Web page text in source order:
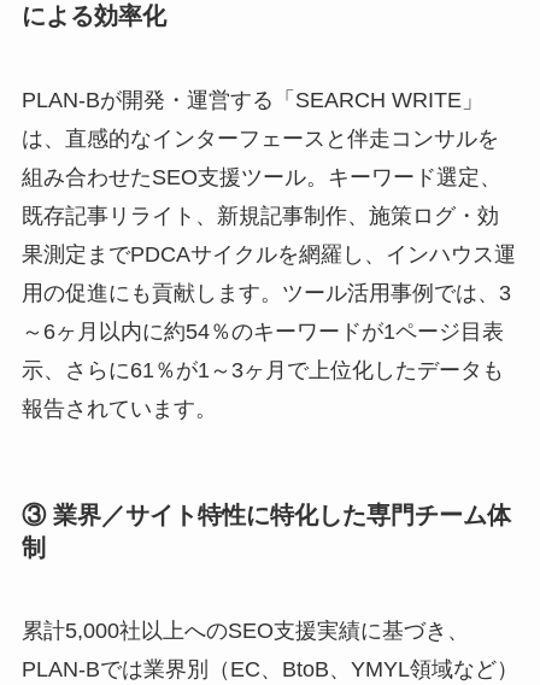
による効率化
PLAN‑Bが開発・運営する「SEARCH WRITE」
は、直感的なインターフェースと伴走コンサルを
組み合わせたSEO支援ツール。キーワード選定、
既存記事リライト、新規記事制作、施策ログ・効
果測定までPDCAサイクルを網羅し、インハウス運
用の促進にも貢献します。ツール活用事例では、3
～6ヶ月以内に約54％のキーワードが1ページ目表
示、さらに61％が1～3ヶ月で上位化したデータも
報告されています。
③ 業界／サイト特性に特化した専門チーム体
制
累計5,000社以上へのSEO支援実績に基づき、
PLAN‑Bでは業界別（EC、BtoB、YMYL領域など）